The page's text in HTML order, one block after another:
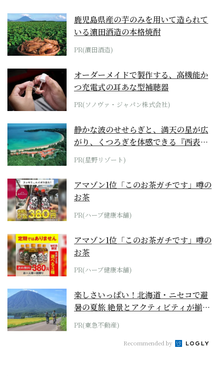
鹿児島県産の芋のみを用いて造られて
いる濵田酒造の本格焼酎
PR(濵田酒造)
オーダーメイドで製作する、高機能か
つ充電式の耳あな型補聴器
PR(ソノヴァ・ジャパン株式会社)
静かな波のせせらぎと、満天の星が広
がり、くつろぎを体感できる『西表島
ホテル by...
PR(星野リゾート)
アマゾン1位「このお茶ガチです」噂の
お茶
PR(ハーブ健康本舗)
アマゾン1位「このお茶ガチです」噂の
お茶
PR(ハーブ健康本舗)
楽しさいっぱい！北海道・ニセコで避
暑の夏旅 絶景とアクティビティが揃う
「ニセコ東...
PR(東急不動産)
Recommended by